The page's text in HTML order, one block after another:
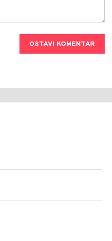
OSTAVI KOMENTAR